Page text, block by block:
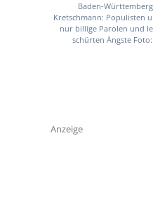
Baden-
Kretschmann: Populisten
nur billige Parolen und
schürten Ängste
Anzeige